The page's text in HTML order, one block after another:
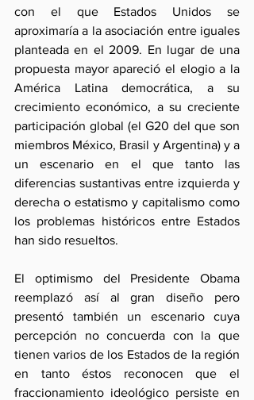
con el que Estados Unidos se
aproximaría a la asociación entre iguales
planteada en el 2009. En lugar de una
propuesta mayor apareció el elogio a la
América Latina democrática, a su
crecimiento económico, a su creciente
participación global (el G20 del que son
miembros México, Brasil y Argentina) y a
un escenario en el que tanto las
diferencias sustantivas entre izquierda y
derecha o estatismo y capitalismo como
los problemas históricos entre Estados
han sido resueltos.
El optimismo del Presidente Obama
reemplazó así al gran diseño pero
presentó también un escenario cuya
percepción no concuerda con la que
tienen varios de los Estados de la región
en tanto éstos reconocen que el
fraccionamiento ideológico persiste en